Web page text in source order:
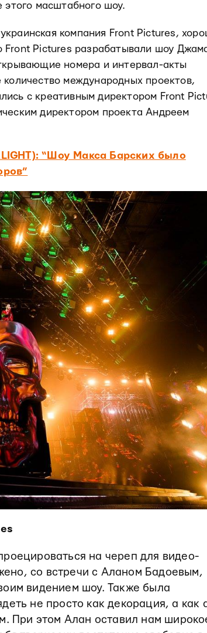
этого масштабного шоу.
компания Front Pictures,
Front Pictures разрабатывали шоу
номера и интервал-акты
международных проектов,
с креативным директором Front
директором проекта Андреем
“Шоу Макса Барских было
на череп для видео-
со встречи с Аланом Бадоевым,
видением шоу. Также была
не просто как декорация, а как
При этом Алан оставил нам